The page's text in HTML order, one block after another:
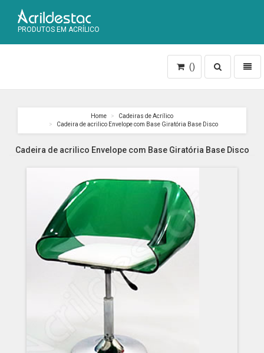
PRODUTOS EM ACRÍLICO
Toggle
search
()
Home
Cadeiras de Acrílico
Cadeira de acrilico Envelope com Base Giratória Base Disco
Cadeira de acrilico Envelope com Base Giratória Base Disco